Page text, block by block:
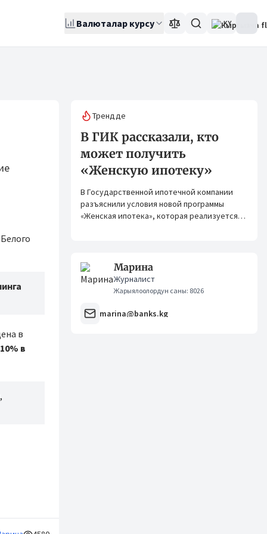
Валюталар курсу KY
в
10% в
,
Трендде
В ГИК рассказали, кто
может получить
«Женскую ипотеку»
В Государственной ипотечной компании
разъяснили условия новой программы
«Женская ипотека», которая реализуется
Марина
Журналист
Жарыялоолордун саны: 8026
marina@banks.kg